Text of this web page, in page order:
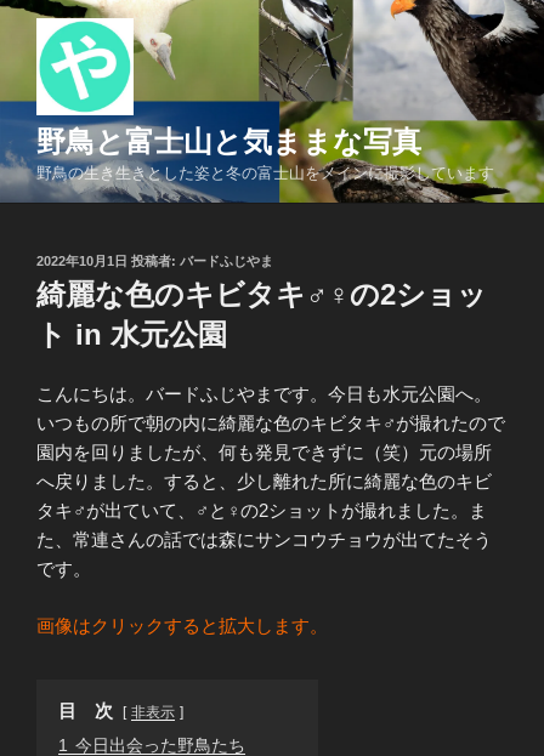
コ
ン
へ
ス
野鳥と富士山と気ままな写真
野鳥の生き生きとした姿と冬の富士山をメインに撮影しています
投
稿
日:
2022年10月1日 投稿者: バードふじやま
綺麗な色のキビタキ♂♀の2ショッ
ト in 水元公園
こんにちは。バードふじやまです。今日も水元公園へ。
いつもの所で朝の内に綺麗な色のキビタキ♂が撮れたので
園内を回りましたが、何も発見できずに（笑）元の場所
へ戻りました。すると、少し離れた所に綺麗な色のキビ
タキ♂が出ていて、♂と♀の2ショットが撮れました。ま
た、常連さんの話では森にサンコウチョウが出てたそう
です。
画像はクリックすると拡大します。
目 次 非表示
1
今日出会った野鳥たち